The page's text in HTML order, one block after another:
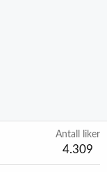
Antall liker
4.309